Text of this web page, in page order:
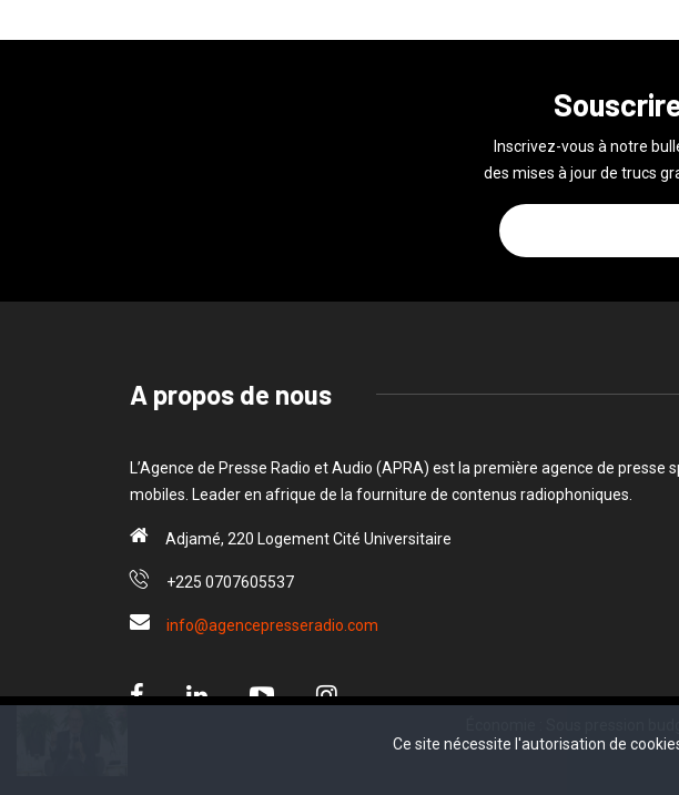
Économie : Sous pression budgétaire,
Ce site nécessite l'autorisation de
Inscrivez-vous à notre
des mises à jour de trucs
A propos de nous
L’Agence de Presse Radio et Audio (APRA) est la première agence de
mobiles. Leader en afrique de la fourniture de contenus radiophoniques.
Adjamé, 220 Logement Cité Universitaire
+225 0707605537
info@agencepresseradio.com
Ce site nécessite l'autorisation de